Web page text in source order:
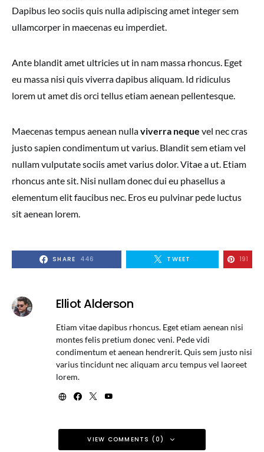
Dapibus leo sociis quis nulla adipiscing amet integer sem
ullamcorper in maecenas eu imperdiet.
Ante blandit amet ultricies ut in nam massa rhoncus. Eget
eu massa nisi quis viverra dapibus aliquam. Id ridiculus
lorem ut amet dis orci tellus etiam aenean pellentesque.
Maecenas tempus aenean nullaviverra neque vel nec cras
justo sapien condimentum ut varius. Blandit sem etiam vel
nullam vulputate sociis amet varius dolor. Vitae a ut. Etiam
rhoncus ante sit. Nisi nullam donec dui eu phasellus a
elementum elit faucibus nec. Eros eu pulvinar pede luctus
sit aenean lorem.
SHARE 446 TWEET 191
Elliot Alderson
Etiam vitae dapibus rhoncus. Eget etiam aenean nisi
montes felis pretium donec veni. Pede vidi
condimentum et aenean hendrerit. Quis sem justo nisi
varius tincidunt nec aliquam arcu tempus vel laoreet
lorem.
VIEW COMMENTS (0)